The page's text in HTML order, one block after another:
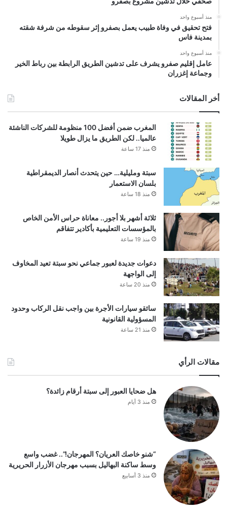
منذ أسبوع واحد
فتح تحقيق في وفاة طبيب يعمل بصفرو إثر سقوطه من شرفة شقته
بمدينة فاس
منذ أسبوع واحد
عامل إقليم صفرو يشرف على تدشين الطريق الرابطة بين رباط الخير
وجماعة إغزران
أخر المقالات
المغرب ضمن أفضل 100 منظومة للشركات الناشئة
عالميا.. لكن الطريق ما يزال طويلا
منذ 17 ساعة
سبتة ومليلية… حين يتحدث أنصار الديمقراطية
بلسان الاستعمار
منذ 18 ساعة
ثلاثة أشهر بلا أجور.. معاناة حراس الأمن الخاص
بالمؤسسات التعليمية بأكادير تتفاقم
منذ 19 ساعة
دعوات جديدة لعبور جماعي نحو سبتة تعيد المخاوف
إلى الواجهة
منذ 20 ساعة
سائقو سيارات الأجرة بين واجب نقل الركاب وحدود
المسؤولية القانونية
منذ 21 ساعة
مقالات الرأي
هل ضحايا العبور إلى سبتة أرقام زائدة؟
منذ 3 أيام
“شنو خاصك العريان؟ المهرجان!”.. غضب واسع
وسط ساكنة البهاليل بسبب مهرجان الأزرار الحريرية
منذ 3 أسابيع